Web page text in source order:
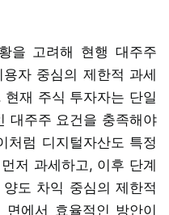
을 고려해 현행 대주주
자 중심의 제한적 과세
재 주식 투자자는 단일
대주주 요건을 충족해야
처럼 디지털자산도 특정
저 과세하고, 이후 단계
도 차익 중심의 제한적
에서 효율적인 방안이